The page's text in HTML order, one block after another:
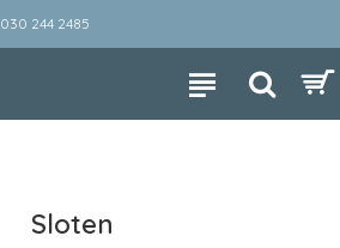
030 244 2485
Sloten